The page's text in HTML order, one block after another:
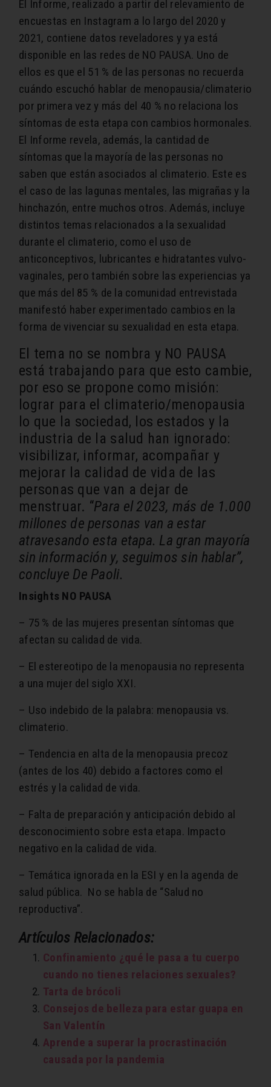
El Informe, realizado a partir del relevamiento de
encuestas en Instagram a lo largo del 2020 y
2021, contiene datos reveladores y ya está
disponible en las redes de NO PAUSA. Uno de
ellos es que el 51 % de las personas no recuerda
cuándo escuchó hablar de menopausia/climaterio
por primera vez y más del 40 % no relaciona los
síntomas de esta etapa con cambios hormonales.
El Informe revela, además, la cantidad de
síntomas que la mayoría de las personas no
saben que están asociados al climaterio. Este es
el caso de las lagunas mentales, las migrañas y la
hinchazón, entre muchos otros. Además, incluye
distintos temas relacionados a la sexualidad
durante el climaterio, como el uso de
anticonceptivos, lubricantes e hidratantes vulvo-
vaginales, pero también sobre las experiencias ya
que más del 85 % de la comunidad entrevistada
manifestó haber experimentado cambios en la
forma de vivenciar su sexualidad en esta etapa.
El tema no se nombra y NO PAUSA
está trabajando para que esto cambie,
por eso se propone como misión:
lograr para el climaterio/menopausia
lo que la sociedad, los estados y la
industria de la salud han ignorado:
visibilizar, informar, acompañar y
mejorar la calidad de vida de las
personas que van a dejar de
menstruar. “Para el 2023, más de 1.000
millones de personas van a estar
atravesando esta etapa. La gran mayoría
sin información y, seguimos sin hablar”,
concluye De Paoli.
Insights NO PAUSA
– 75 % de las mujeres presentan síntomas que
afectan su calidad de vida.
– El estereotipo de la menopausia no representa
a una mujer del siglo XXI.
– Uso indebido de la palabra: menopausia vs.
climaterio.
– Tendencia en alta de la menopausia precoz
(antes de los 40) debido a factores como el
estrés y la calidad de vida.
– Falta de preparación y anticipación debido al
desconocimiento sobre esta etapa. Impacto
negativo en la calidad de vida.
– Temática ignorada en la ESI y en la agenda de
salud pública. No se habla de “Salud no
reproductiva”.
Artículos Relacionados:
Confinamiento ¿qué le pasa a tu cuerpo
cuando no tienes relaciones sexuales?
Tarta de brócoli
Consejos de belleza para estar guapa en
San Valentín
Aprende a superar la procrastinación
causada por la pandemia